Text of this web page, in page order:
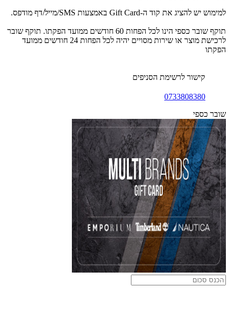
למימוש יש להציג את קוד ה-Gift Card באמצעות SMS/מייל/דף מודפס.
תוקף שובר כספי הינו לכל הפחות 60 חודשים ממועד הפקתו. תוקף שובר
לרכישת מוצר או שירות מסויים יהיה לכל הפחות 24 חודשים ממועד
הפקתו
קישור לרשימת הסניפים
0733808380
שובר כספי